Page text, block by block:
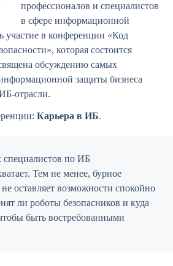
профессионалов и специалистов
в сфере информационной
участие в конференции «Код
которая состоится
обсуждению самых
защиты бизнеса
отрасли.
Карьера в ИБ.
по ИБ
Тем не менее, бурное
оставляет возможности спокойно
ли роботы безопасников и куда
быть востребованными